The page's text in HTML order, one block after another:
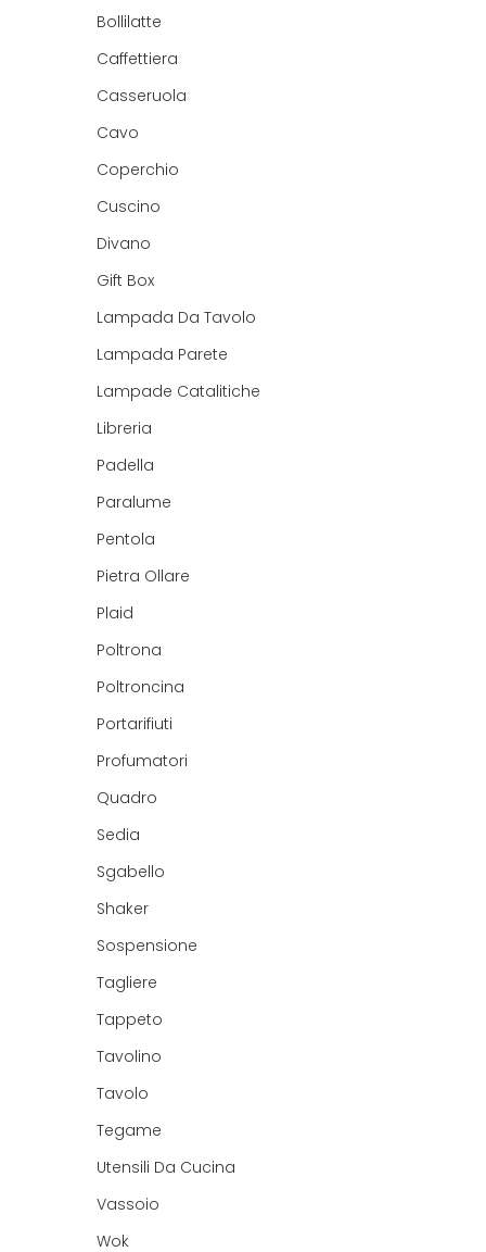
Bollilatte
Caffettiera
Casseruola
Cavo
Coperchio
Cuscino
Divano
Gift Box
Lampada Da Tavolo
Lampada Parete
Lampade Catalitiche
Libreria
Padella
Paralume
Pentola
Pietra Ollare
Plaid
Poltrona
Poltroncina
Portarifiuti
Profumatori
Quadro
Sedia
Sgabello
Shaker
Sospensione
Tagliere
Tappeto
Tavolino
Tavolo
Tegame
Utensili Da Cucina
Vassoio
Wok